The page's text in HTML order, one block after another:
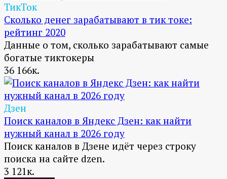
ТикТок
Сколько денег зарабатывают в тик токе:
рейтинг 2020
Данные о том, сколько зарабатывают самые
богатые тиктокеры
36 166к.
Дзен
Поиск каналов в Яндекс Дзен: как найти
нужный канал в 2026 году
Поиск каналов в Дзене идёт через строку
поиска на сайте dzen.
3 121к.